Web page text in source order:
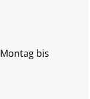
bis